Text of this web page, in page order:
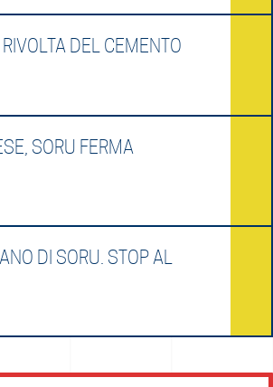
DEL CEMENTO
SORU FERMA
DI SORU. STOP AL